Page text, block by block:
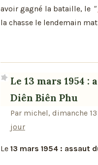
avoir gagné la bataille, le "
la chasse le lendemain
Le 13 mars 1954
Diên Biên Phu
Par michel, dimanche 13
jour
Le 13 mars 1954 : assaut